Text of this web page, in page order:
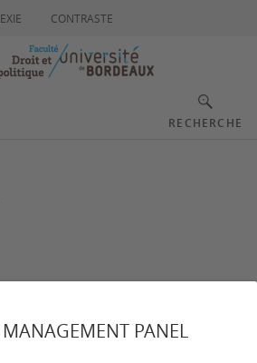
PANEL
CONTRASTE
RECHERCHE